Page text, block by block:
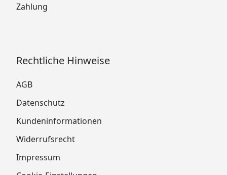
Zahlung
Rechtliche Hinweise
AGB
Datenschutz
Kundeninformationen
Widerrufsrecht
Impressum